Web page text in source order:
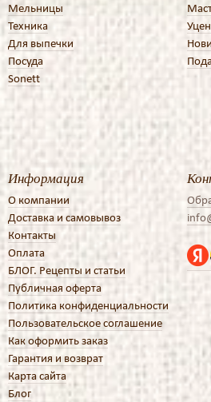
Мельницы
Техника
Для выпечки
Посуда
Sonett
Информация
О компании
Доставка и самовывоз
Контакты
Оплата
БЛОГ. Рецепты и статьи
Публичная оферта
Политика конфиденциальности
Пользовательское соглашение
Как оформить заказ
Гарантия и возврат
Карта сайта
Блог